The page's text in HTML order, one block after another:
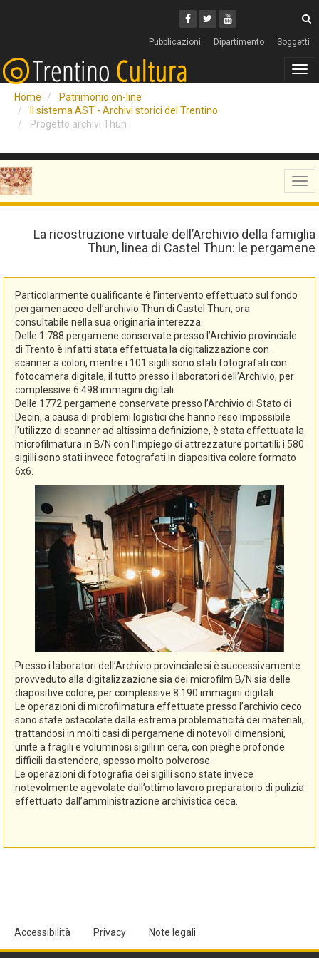
Facebook
Twitter
Youtube
Pubblicazioni Dipartimento Soggetti
Home
Patrimonio on-line
Il sistema AST - Archivi storici del Trentino
Progetto archivi Thun
La ricostruzione virtuale dell’Archivio della famiglia
Thun, linea di Castel Thun: le pergamene
Particolarmente qualificante è l’intervento effettuato sul fondo
pergamenaceo dell’archivio Thun di Castel Thun, ora
consultabile nella sua originaria interezza.
Delle 1.788 pergamene conservate presso l’Archivio provinciale
di Trento è infatti stata effettuata la digitalizzazione con
scanner a colori, mentre i 101 sigilli sono stati fotografati con
fotocamera digitale, il tutto presso i laboratori dell’Archivio, per
complessive 6.498 immagini digitali.
Delle 1772 pergamene conservate presso l’Archivio di Stato di
Decin, a causa di problemi logistici che hanno reso impossibile
l’utilizzo di scanner ad altissima definizione, è stata effettuata la
microfilmatura in B/N con l’impiego di attrezzature portatili; i 580
sigilli sono stati invece fotografati in diapositiva colore formato
6x6.
Presso i laboratori dell’Archivio provinciale si è successivamente
provveduto alla digitalizzazione sia dei microfilm B/N sia delle
diapositive colore, per complessive 8.190 immagini digitali.
Le operazioni di microfilmatura effettuate presso l’archivio ceco
sono state ostacolate dalla estrema problematicità dei materiali,
trattandosi in molti casi di pergamene di notevoli dimensioni,
unite a fragili e voluminosi sigilli in cera, con pieghe profonde
difficili da stendere, spesso molto polverose.
Le operazioni di fotografia dei sigilli sono state invece
notevolmente agevolate dall’ottimo lavoro preparatorio di pulizia
effettuato dall’amministrazione archivistica ceca.
Accessibilità Privacy Note legali